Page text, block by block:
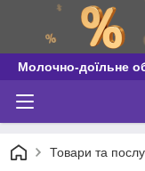
Молочно-доїльне
Товари та